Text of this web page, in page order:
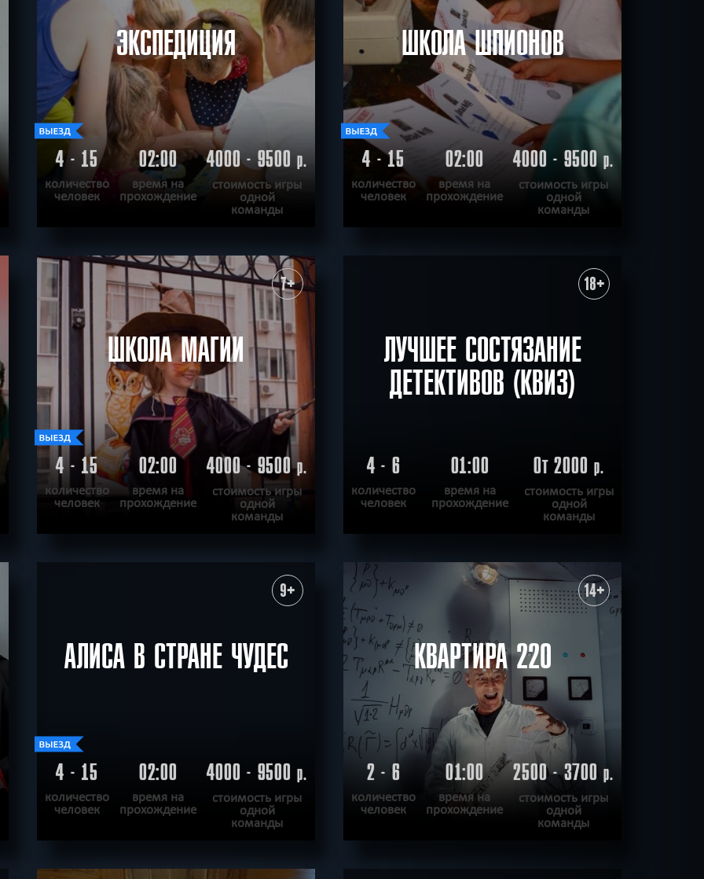
Лазерные лучи Логические Мистические Не страшные Необычные
Ограбление
Приключения С маньяком Симулятор Соревнования Спорт Сражения
Супер-герои
Фантастические Фэнтези Шоу Шпионы Экшн VR
ЭКСПЕДИЦИЯ
4 - 15
количество
человек
02:00
время на
прохождение
4000 - 9500р.
стоимость игры
одной
команды
ХОЧУ ПРОЙТИ | КВЕСТ ПРОЙДЕН
ШКОЛА ШПИОНОВ
4 - 15
количество
человек
02:00
время на
прохождение
4000 - 9500р.
стоимость игры
одной
команды
7+
ШКОЛА МАГИИ
4 - 15
количество
человек
02:00
время на
прохождение
4000 - 9500р.
стоимость игры
одной
команды
18+
ЛУЧШЕЕ СОСТЯЗАНИЕ
ДЕТЕКТИВОВ (КВИЗ)
4 - 6
количество
человек
01:00
время на
прохождение
От 2000р.
стоимость игры
одной
команды
ХОЧУ ПРОЙТИ | КВЕСТ ПРОЙДЕН
9+
АЛИСА В СТРАНЕ ЧУДЕС
4 - 15
количество
человек
02:00
время на
прохождение
4000 - 9500р.
стоимость игры
одной
команды
14+
КВАРТИРА 220
2 - 6
количество
человек
01:00
время на
прохождение
2500 - 3700р.
стоимость игры
одной
команды